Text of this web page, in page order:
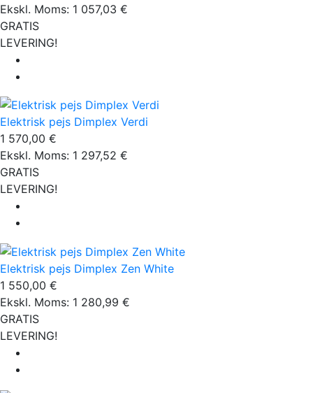
Ekskl. Moms: 1 057,03 €
GRATIS
LEVERING!
Elektrisk pejs Dimplex Verdi
1 570,00 €
Ekskl. Moms: 1 297,52 €
GRATIS
LEVERING!
Elektrisk pejs Dimplex Zen White
1 550,00 €
Ekskl. Moms: 1 280,99 €
GRATIS
LEVERING!